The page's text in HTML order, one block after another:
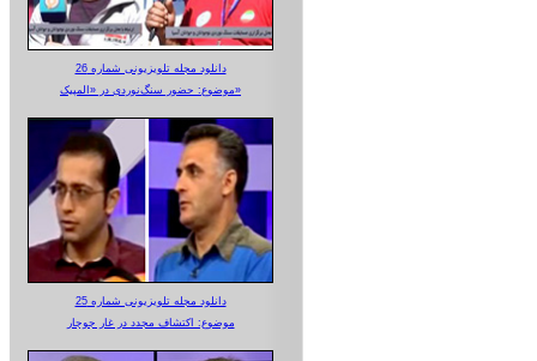
دانلود مجله تلویزیونی شماره 26
موضوع: حضور سنگ‌نوردی در «المپیک»
دانلود مجله تلویزیونی شماره 25
موضوع: اکتشاف مجدد در غار جوجار